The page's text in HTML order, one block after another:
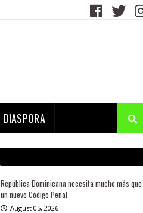
DIASPORA
República Dominicana necesita mucho más que
un nuevo Código Penal
August 05, 2026